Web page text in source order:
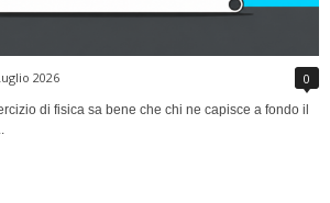
2026 0
di fisica sa bene che chi ne capisce a fondo il